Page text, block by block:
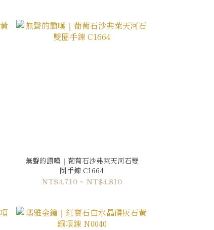
無聲的讚嘆｜葡萄石沙弗萊天河石雙
圈手鍊 C1664
NT$4,710 ~ NT$4,810